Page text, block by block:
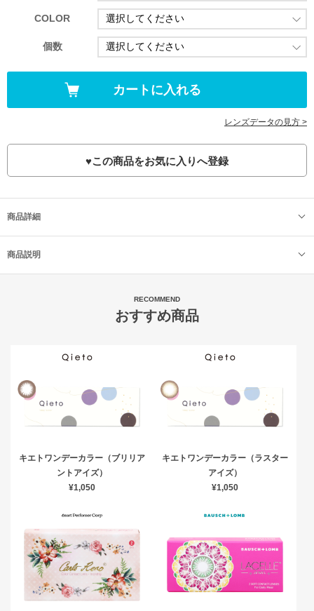
COLOR
個数
レンズデータの見方 >
♥この商品をお気に入りへ登録
商品詳細
商品説明
RECOMMEND
おすすめ商品
キエトワンデーカラー（ブリリア
ントアイズ）
¥1,050
キエトワンデーカラー（ラスター
アイズ）
¥1,050